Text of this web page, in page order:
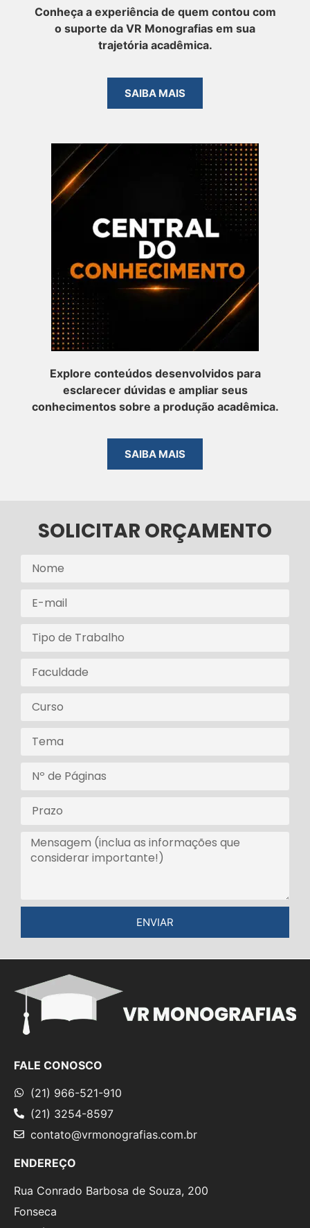
Conheça a experiência de quem contou com
o suporte da VR Monografias em sua
trajetória acadêmica.
SAIBA MAIS
Explore conteúdos desenvolvidos para
esclarecer dúvidas e ampliar seus
conhecimentos sobre a produção acadêmica.
SAIBA MAIS
SOLICITAR ORÇAMENTO
ENVIAR
FALE CONOSCO
(21) 966-521-910
(21) 3254-8597
contato@vrmonografias.com.br
ENDEREÇO
Rua Conrado Barbosa de Souza, 200
Fonseca